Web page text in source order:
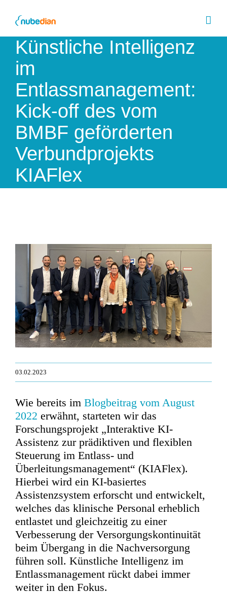
Künstliche Intelligenz
im
Entlassmanagement:
Kick-off des vom
BMBF geförderten
Verbundprojekts
KIAFlex
grösseres
Bild
03.02.2023
Wie bereits im Blogbeitrag vom August
2022 erwähnt, starteten wir das
Forschungsprojekt „Interaktive KI-
Assistenz zur prädiktiven und flexiblen
Steuerung im Entlass- und
Überleitungsmanagement“ (KIAFlex).
Hierbei wird ein KI-basiertes
Assistenzsystem erforscht und entwickelt,
welches das klinische Personal erheblich
entlastet und gleichzeitig zu einer
Verbesserung der Versorgungskontinuität
beim Übergang in die Nachversorgung
führen soll. Künstliche Intelligenz im
Entlassmanagement rückt dabei immer
weiter in den Fokus.